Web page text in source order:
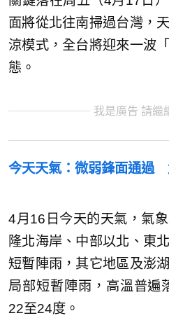
面將從北往南掃過台灣，
涼模式，全台將迎來一波
態。
我是廣告 請繼
今天天氣： 微弱鋒面通過
4月16日今天的天氣，氣
隆北海岸、中部以北、東
短暫陣雨，其它地區及澎
局部短暫陣雨，高溫普遍
22至24度。